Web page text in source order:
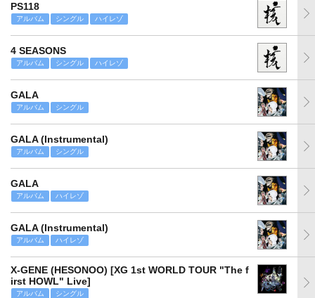
PS118
アルバム シングル ハイレゾ
4 SEASONS
アルバム シングル ハイレゾ
GALA
アルバム シングル
GALA (Instrumental)
アルバム シングル
GALA
アルバム ハイレゾ
GALA (Instrumental)
アルバム ハイレゾ
X-GENE (HESONOO) [XG 1st WORLD TOUR "The f
irst HOWL" Live]
アルバム シングル